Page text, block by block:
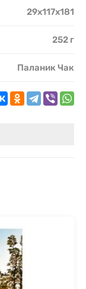
29x117x181
252 г
Паланик Чак